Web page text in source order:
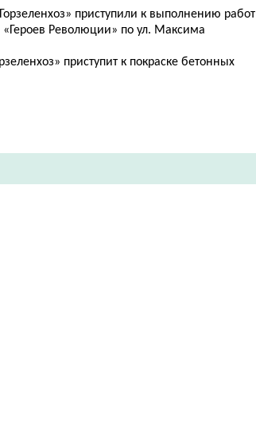
приступили к выполнению работ
Революции» по ул. Максима
приступит к покраске бетонных